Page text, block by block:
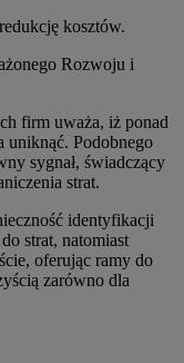
kosztów.
Rozwoju i
firm uważa, iż ponad
uniknąć. Podobnego
sygnał, świadczący
strat.
identyfikacji
strat, natomiast
oferując ramy do
zarówno dla